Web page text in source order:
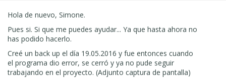
Juanjo Santiago.
Hola de nuevo, Simone.
Pues si. Si que me puedes ayudar... Ya que hasta ahora no
has podido hacerlo.
Creé un back up el día 19.05.2016 y fue entonces cuando
el programa dio error, se cerró y ya no pude seguir
trabajando en el proyecto. (Adjunto captura de pantalla)